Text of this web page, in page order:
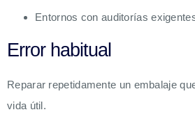
Entornos con auditorías
Error habitual
Reparar repetidamente un embalaje
vida útil.